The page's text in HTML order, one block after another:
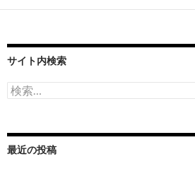
サイト内検索
検
索:
最近の投稿